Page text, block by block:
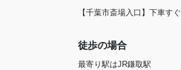
【千葉市斎場入口】下車すぐ
徒歩の場合
最寄り駅はJR鎌取駅